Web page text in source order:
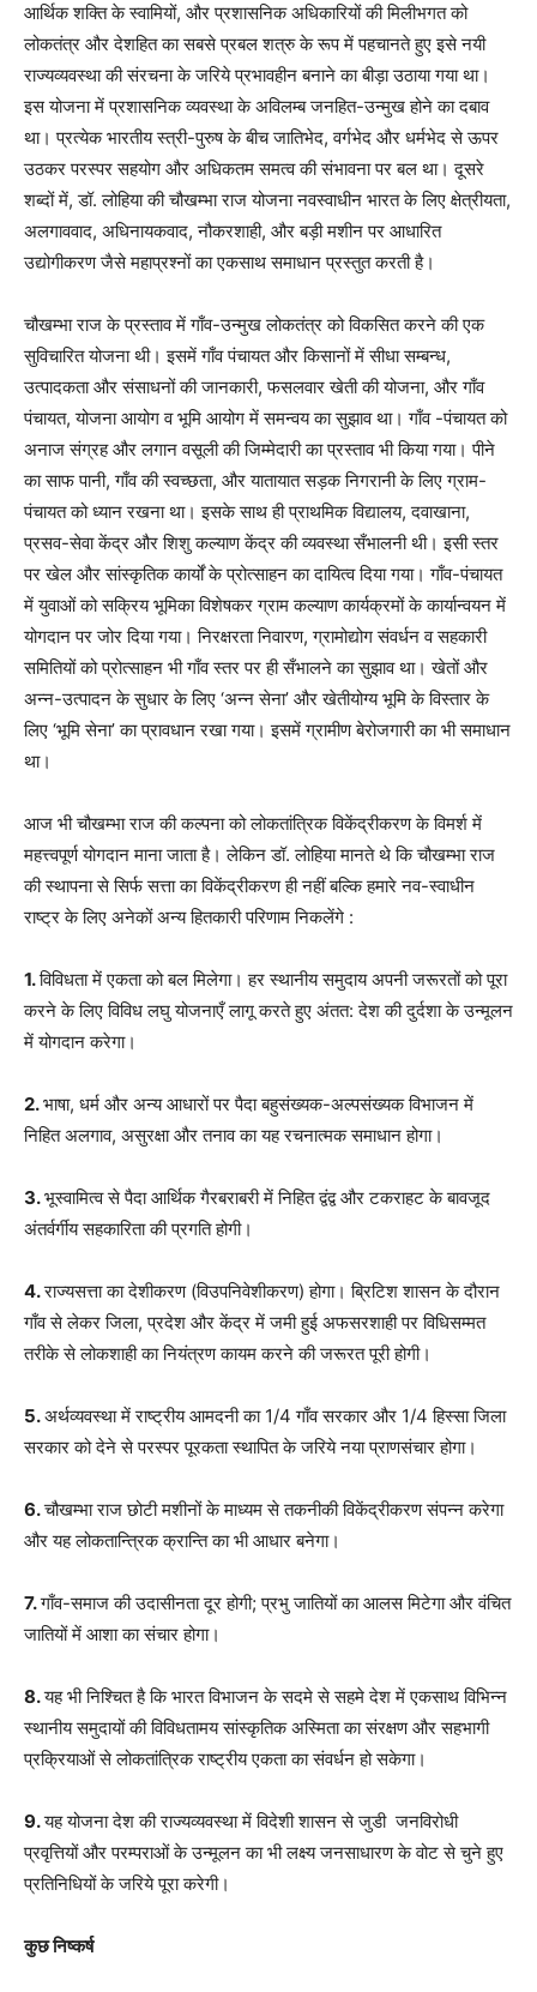
आर्थिक शक्ति के स्वामियों, और प्रशासनिक अधिकारियों की मिलीभगत को
लोकतंत्र और देशहित का सबसे प्रबल शत्रु के रूप में पहचानते हुए इसे नयी
राज्यव्यवस्था की संरचना के जरिये प्रभावहीन बनाने का बीड़ा उठाया गया था।
इस योजना में प्रशासनिक व्यवस्था के अविलम्ब जनहित-उन्मुख होने का दबाव
था। प्रत्येक भारतीय स्त्री-पुरुष के बीच जातिभेद,वर्गभेद और धर्मभेद से ऊपर
उठकर परस्पर सहयोग और अधिकतम समत्व की संभावना पर बल था। दूसरे
शब्दों में,डॉ. लोहिया की चौखम्भा राज योजना नवस्वाधीन भारत के लिए क्षेत्रीयता,
अलगाववाद, अधिनायकवाद,नौकरशाही, और बड़ी मशीन पर आधारित
उद्योगीकरण जैसे महाप्रश्नों का एकसाथ समाधान प्रस्तुत करती है।
चौखम्भा राज के प्रस्ताव में गाँव-उन्मुख लोकतंत्र को विकसित करने की एक
सुविचारित योजना थी। इसमें गाँव पंचायत और किसानों में सीधा सम्बन्ध,
उत्पादकता और संसाधनों की जानकारी,फसलवार खेती की योजना, और गाँव
पंचायत,योजना आयोग व भूमि आयोग में समन्वय का सुझाव था। गाँव -पंचायत को
अनाज संग्रह और लगान वसूली की जिम्मेदारी का प्रस्ताव भी किया गया। पीने
का साफ पानी,गाँव की स्वच्छता, और यातायात सड़क निगरानी के लिए ग्राम-
पंचायत को ध्यान रखना था। इसके साथ ही प्राथमिक विद्यालय,दवाखाना,
प्रसव-सेवा केंद्र और शिशु कल्याण केंद्र की व्यवस्था सँभालनी थी। इसी स्तर
पर खेल और सांस्कृतिक कार्यों के प्रोत्साहन का दायित्व दिया गया। गाँव-पंचायत
में युवाओं को सक्रिय भूमिका विशेषकर ग्राम कल्याण कार्यक्रमों के कार्यान्वयन में
योगदान पर जोर दिया गया। निरक्षरता निवारण,ग्रामोद्योग संवर्धन व सहकारी
समितियों को प्रोत्साहन भी गाँव स्तर पर ही सँभालने का सुझाव था। खेतों और
अन्न-उत्पादन के सुधार के लिए ‘अन्न सेना’ और खेतीयोग्य भूमि के विस्तार के
लिए ‘भूमि सेना’का प्रावधान रखा गया। इसमें ग्रामीण बेरोजगारी का भी समाधान
था।
आज भी चौखम्भा राज की कल्पना को लोकतांत्रिक विकेंद्रीकरण के विमर्श में
महत्त्वपूर्ण योगदान माना जाता है। लेकिन डॉ. लोहिया मानते थे कि चौखम्भा राज
की स्थापना से सिर्फ सत्ता का विकेंद्रीकरण ही नहीं बल्कि हमारे नव-स्वाधीन
राष्ट्र के लिए अनेकों अन्य हितकारी परिणाम निकलेंगे :
1.विविधता में एकता को बल मिलेगा। हर स्थानीय समुदाय अपनी जरूरतों को पूरा
करने के लिए विविध लघु योजनाएँ लागू करते हुए अंतत: देश की दुर्दशा के उन्मूलन
में योगदान करेगा।
2.भाषा, धर्म और अन्य आधारों पर पैदा बहुसंख्यक-अल्पसंख्यक विभाजन में
निहित अलगाव, असुरक्षा और तनाव का यह रचनात्मक समाधान होगा।
3.भूस्वामित्व से पैदा आर्थिक गैरबराबरी में निहित द्वंद्व और टकराहट के बावजूद
अंतर्वर्गीय सहकारिता की प्रगति होगी।
4.राज्यसत्ता का देशीकरण (विउपनिवेशीकरण) होगा। ब्रिटिश शासन के दौरान
गाँव से लेकर जिला,प्रदेश और केंद्र में जमी हुई अफसरशाही पर विधिसम्मत
तरीके से लोकशाही का नियंत्रण कायम करने की जरूरत पूरी होगी।
5.अर्थव्यवस्था में राष्ट्रीय आमदनी का 1/4 गाँव सरकार और 1/4 हिस्सा जिला
सरकार को देने से परस्पर पूरकता स्थापित के जरिये नया प्राणसंचार होगा।
6.चौखम्भा राज छोटी मशीनों के माध्यम से तकनीकी विकेंद्रीकरण संपन्न करेगा
और यह लोकतान्त्रिक क्रान्ति का भी आधार बनेगा।
7.गाँव-समाज की उदासीनता दूर होगी;प्रभु जातियों का आलस मिटेगा और वंचित
जातियों में आशा का संचार होगा।
8.यह भी निश्चित है कि भारत विभाजन के सदमे से सहमे देश में एकसाथ विभिन्न
स्थानीय समुदायों की विविधतामय सांस्कृतिक अस्मिता का संरक्षण और सहभागी
प्रक्रियाओं से लोकतांत्रिक राष्ट्रीय एकता का संवर्धन हो सकेगा।
9.यह योजना देश की राज्यव्यवस्था में विदेशी शासन से जुडी जनविरोधी
प्रवृत्तियों और परम्पराओं के उन्मूलन का भी लक्ष्य जनसाधारण के वोट से चुने हुए
प्रतिनिधियों के जरिये पूरा करेगी।
कुछ निष्कर्ष